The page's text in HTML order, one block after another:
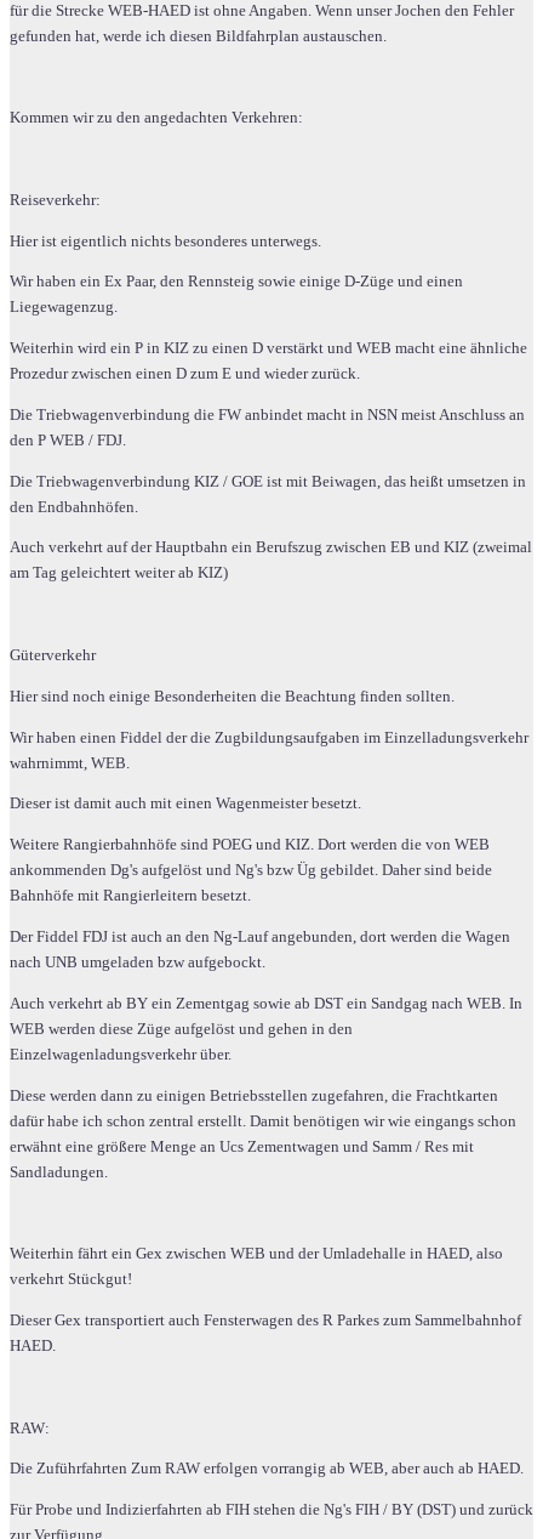
für die Strecke WEB-HAED ist ohne Angaben. Wenn unser Jochen den Fehler
gefunden hat, werde ich diesen Bildfahrplan austauschen.
Kommen wir zu den angedachten Verkehren:
Reiseverkehr:
Hier ist eigentlich nichts besonderes unterwegs.
Wir haben ein Ex Paar, den Rennsteig sowie einige D-Züge und einen
Liegewagenzug.
Weiterhin wird ein P in KIZ zu einen D verstärkt und WEB macht eine ähnliche
Prozedur zwischen einen D zum E und wieder zurück.
Die Triebwagenverbindung die FW anbindet macht in NSN meist Anschluss an
den P WEB / FDJ.
Die Triebwagenverbindung KIZ / GOE ist mit Beiwagen, das heißt umsetzen in
den Endbahnhöfen.
Auch verkehrt auf der Hauptbahn ein Berufszug zwischen EB und KIZ (zweimal
am Tag geleichtert weiter ab KIZ)
Güterverkehr
Hier sind noch einige Besonderheiten die Beachtung finden sollten.
Wir haben einen Fiddel der die Zugbildungsaufgaben im Einzelladungsverkehr
wahrnimmt, WEB.
Dieser ist damit auch mit einen Wagenmeister besetzt.
Weitere Rangierbahnhöfe sind POEG und KIZ. Dort werden die von WEB
ankommenden Dg's aufgelöst und Ng's bzw Üg gebildet. Daher sind beide
Bahnhöfe mit Rangierleitern besetzt.
Der Fiddel FDJ ist auch an den Ng-Lauf angebunden, dort werden die Wagen
nach UNB umgeladen bzw aufgebockt.
Auch verkehrt ab BY ein Zementgag sowie ab DST ein Sandgag nach WEB. In
WEB werden diese Züge aufgelöst und gehen in den
Einzelwagenladungsverkehr über.
Diese werden dann zu einigen Betriebsstellen zugefahren, die Frachtkarten
dafür habe ich schon zentral erstellt. Damit benötigen wir wie eingangs schon
erwähnt eine größere Menge an Ucs Zementwagen und Samm / Res mit
Sandladungen.
Weiterhin fährt ein Gex zwischen WEB und der Umladehalle in HAED, also
verkehrt Stückgut!
Dieser Gex transportiert auch Fensterwagen des R Parkes zum Sammelbahnhof
HAED.
RAW:
Die Zuführfahrten Zum RAW erfolgen vorrangig ab WEB, aber auch ab HAED.
Für Probe und Indizierfahrten ab FIH stehen die Ng's FIH / BY (DST) und zurück